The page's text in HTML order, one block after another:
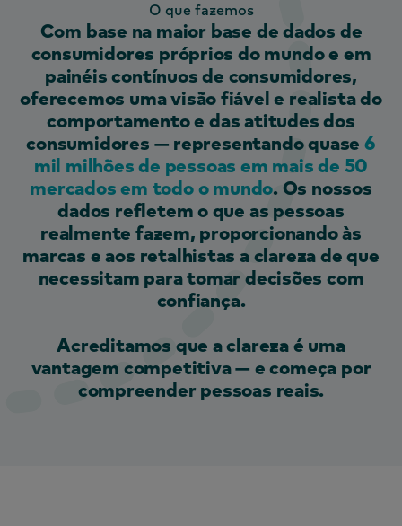
O que fazemos
Com base na maior base de dados de
consumidores próprios do mundo e em
painéis contínuos de consumidores,
oferecemos uma visão fiável e realista do
comportamento e das atitudes dos
consumidores — representando quase 6
mil milhões de pessoas em mais de 50
mercados em todo o mundo. Os nossos
dados refletem o que as pessoas
realmente fazem, proporcionando às
marcas e aos retalhistas a clareza de que
necessitam para tomar decisões com
confiança.
Acreditamos que a clareza é uma
vantagem competitiva — e começa por
compreender pessoas reais.